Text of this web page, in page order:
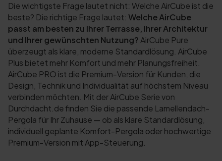
Die wichtigste Frage lautet nicht: Welche AirCube ist die
beste? Die richtige Frage lautet: Welche AirCube
passt am besten zu Ihrer Terrasse, Ihrer Architektur
und Ihrer gewünschten Nutzung?AirCube Pure
überzeugt als klare, moderne Standardlösung. AirCube
Plus bietet mehr Komfort und mehr Planungsfreiheit.
AirCube PRO ist die Premium-Version für Kunden, die
Design, Technik und Individualität auf höchstem Niveau
verbinden möchten. Mit der AirCube Serie von
Durchdacht.de finden Sie die passende Lamellendach-
Pergola für Ihr Zuhause — ob als klare Standardlösung,
individuell geplante Komfort-Pergola oder hochwertige
Premium-Version mit App-Steuerung.